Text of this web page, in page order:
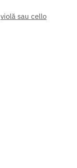
violă sau cello